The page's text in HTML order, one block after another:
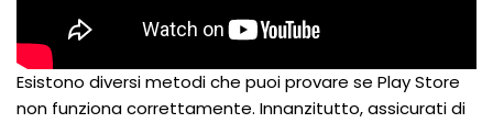
Esistono diversi metodi che puoi provare se Play Store
non funziona correttamente. Innanzitutto, assicurati di